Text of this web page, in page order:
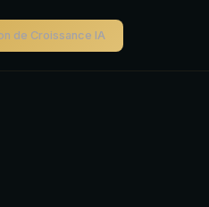
de Croissance IA